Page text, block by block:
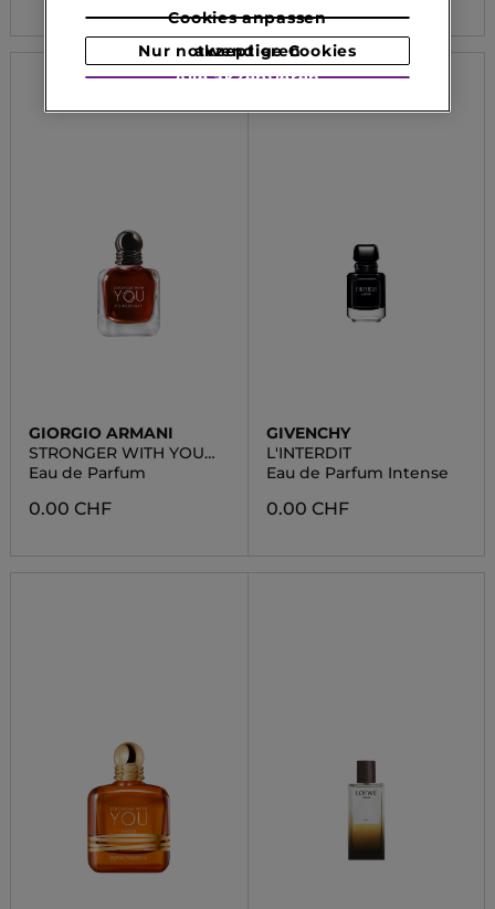
GIORGIO ARMANI
STRONGER WITH YOU
POWERFULLY
Eau de Parfum
0.00 CHF
GIVENCHY
L'INTERDIT
Eau de Parfum Intense
0.00 CHF
Cookies anpassen
Nur notwendige Cookies akzeptieren
Alle akzeptieren